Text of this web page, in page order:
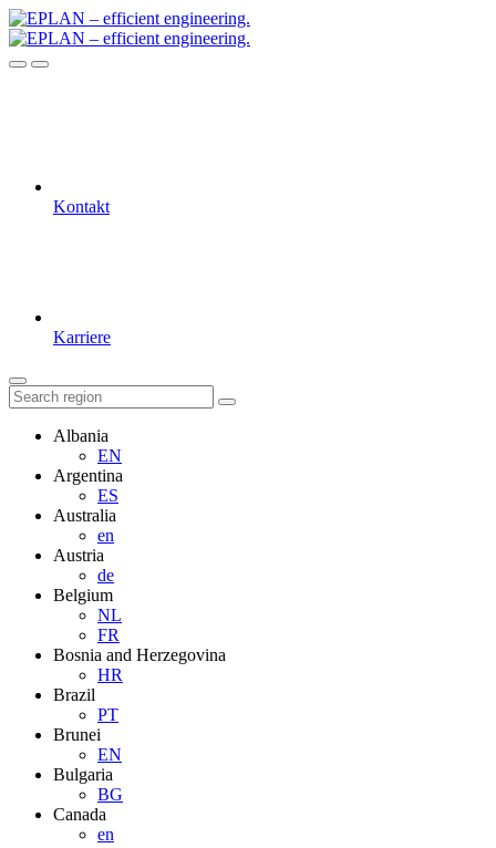
Kontakt
Karriere
Albania
EN
Argentina
ES
Australia
en
Austria
de
Belgium
NL
FR
Bosnia and Herzegovina
HR
Brazil
PT
Brunei
EN
Bulgaria
BG
Canada
en